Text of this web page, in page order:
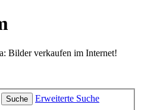
Bilder verkaufen im Internet!
Suche Erweiterte Suche